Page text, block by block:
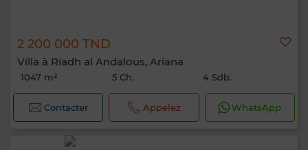
2 200 000 TND
Villa à Riadh al Andalous, Ariana
1047 m² 5 Ch. 4 Sdb.
Contacter Appelez WhatsApp